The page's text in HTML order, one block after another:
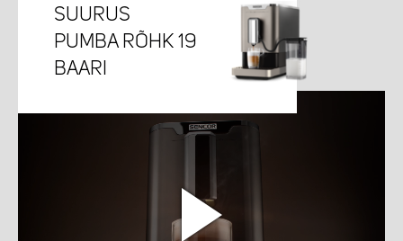
SUURUS
PUMBA RÕHK 19
BAARI